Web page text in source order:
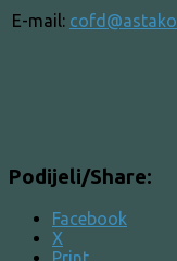
E-mail:
Podijeli/Share:
Facebook
X